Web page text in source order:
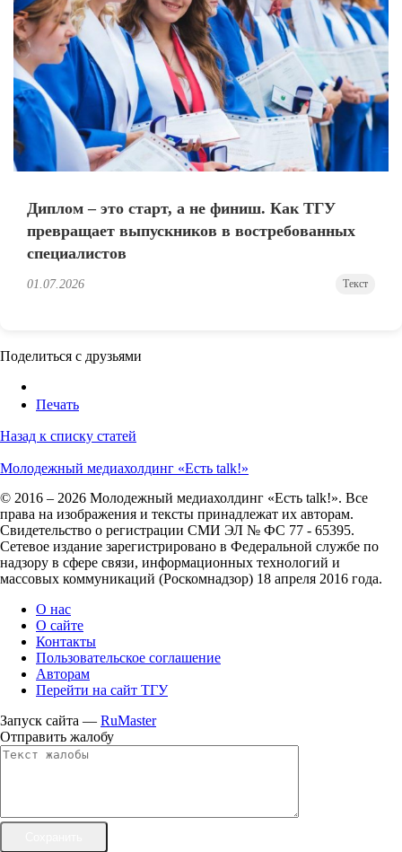
Диплом – это старт, а не финиш. Как ТГУ
превращает выпускников в востребованных
специалистов
01.07.2026 Текст
Поделиться с друзьями
Печать
Назад к списку статей
Молодежный медиахолдинг «Есть talk!»
© 2016 – 2026 Молодежный медиахолдинг «Есть talk!». Все
права на изображения и тексты принадлежат их авторам.
Свидетельство о регистрации СМИ ЭЛ № ФС 77 - 65395.
Сетевое издание зарегистрировано в Федеральной службе по
надзору в сфере связи, информационных технологий и
массовых коммуникаций (Роскомнадзор) 18 апреля 2016 года.
О нас
О сайте
Контакты
Пользовательское соглашение
Авторам
Перейти на сайт ТГУ
Запуск сайта — RuMaster
Отправить жалобу